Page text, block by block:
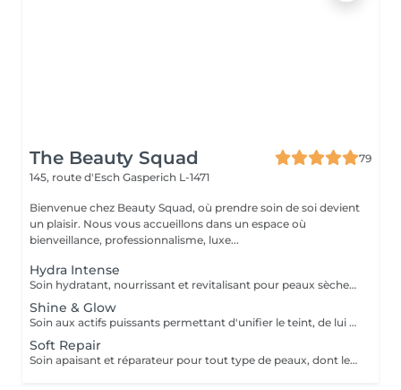
The Beauty Squad
79
145, route d'Esch Gasperich L-1471
Bienvenue chez Beauty Squad, où prendre soin de soi devient
un plaisir. Nous vous accueillons dans un espace où
bienveillance, professionnalisme, luxe...
Hydra Intense
Soin hydratant, nourrissant et revitalisant pour peaux sèches et déshydratées. Idéal pour prévenir le vieillissement prématuré de la peau grâce aux propriétés oxydantes des actifs utilisés. Ce soin offre une hydratation immédiate et longue durée, tout en protégeant la peau des agressions extérieures. prix 1 soin : 125€ Forfait 5 soins : 565€
Shine & Glow
Soin aux actifs puissants permettant d'unifier le teint, de lui donner de la luminosité et une bonne l'oxygénation cutanés. Il s'agit d'un véritable traitement coup d'éclat pour les peaux dévitalisées et ternes Shine Glow assure une action exfoliante et rénovatrice à la surface de la peau pour une peau plus lisse, plus douce et plus éclatante de beauté. 1 soin : 135€ Forfait 5 soins : 610€
Soft Repair
Soin apaisant et réparateur pour tout type de peaux, dont les plus sensibles présentant des rougeurs. Sa formulation complexe offre des propriétés anti-inflammatoires, anti-irritation et anti-oxydantes. Prix 1 soin : 125€ Forfait 5 soins : 565€